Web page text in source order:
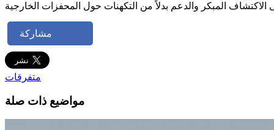
مشاركة
متفرقات
مواضيع ذات صلة